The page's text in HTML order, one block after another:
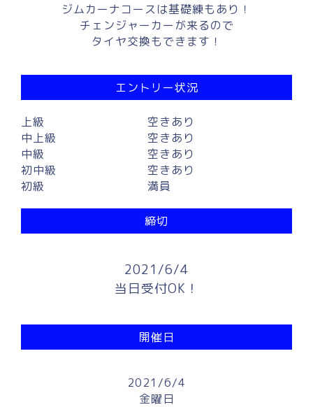
ジムカーナコースは基礎練もあり！
チェンジャーカーが来るので
タイヤ交換もできます！
エントリー状況
上級
空きあり
中上級
空きあり
中級
空きあり
初中級
空きあり
初級
満員
締切
2021/6/4
当日受付OK！
開催日
2021/6/4
金曜日